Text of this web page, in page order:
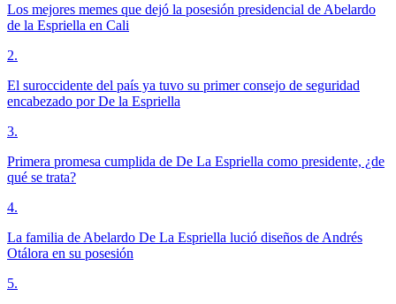
Los mejores memes que dejó la posesión presidencial de Abelardo
de la Espriella en Cali
2.
El suroccidente del país ya tuvo su primer consejo de seguridad
encabezado por De la Espriella
3.
Primera promesa cumplida de De La Espriella como presidente, ¿de
qué se trata?
4.
La familia de Abelardo De La Espriella lució diseños de Andrés
Otálora en su posesión
5.